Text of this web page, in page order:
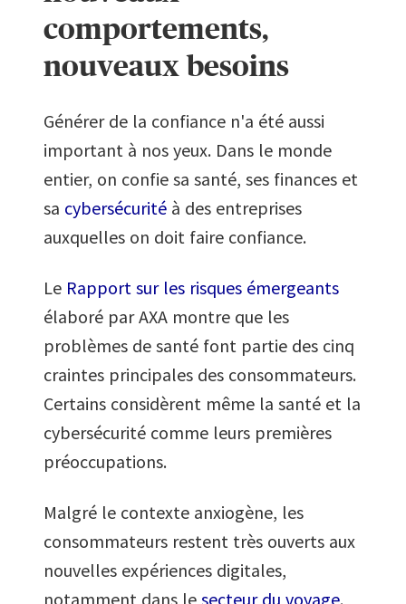
comportements,
nouveaux besoins
Générer de la confiance n'a été aussi
important à nos yeux. Dans le monde
entier, on confie sa santé, ses finances et
sa cybersécurité à des entreprises
auxquelles on doit faire confiance.
Le Rapport sur les risques émergeants
élaboré par AXA montre que les
problèmes de santé font partie des cinq
craintes principales des consommateurs.
Certains considèrent même la santé et la
cybersécurité comme leurs premières
préoccupations.
Malgré le contexte anxiogène, les
consommateurs restent très ouverts aux
nouvelles expériences digitales,
notamment dans le secteur du voyage.